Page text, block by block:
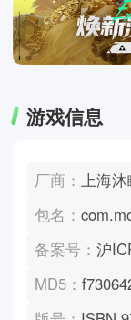
游戏信息
厂商：上海
包名：
备案号：沪
MD5：